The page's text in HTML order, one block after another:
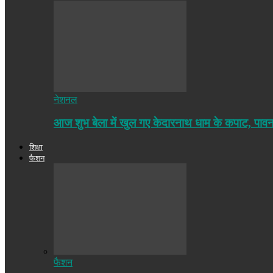
नेशनल
आज शुभ बेला में खुल गए केदारनाथ धाम के कपाट,
शिक्षा
फैशन
फैशन